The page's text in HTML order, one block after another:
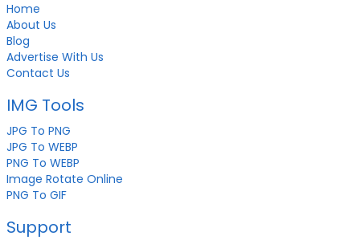
Home
About Us
Blog
Advertise With Us
Contact Us
IMG Tools
JPG To PNG
JPG To WEBP
PNG To WEBP
Image Rotate Online
PNG To GIF
Support